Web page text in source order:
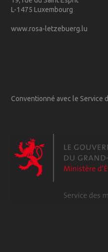
L-1475 Luxembourg
www.rosa-letzebuerg.lu
Conventionné avec le Service